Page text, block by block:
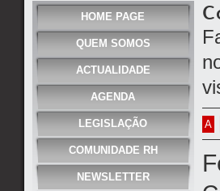
HOME PAGE
QUEM SOMOS
ACTUALIDADE
AGENDA
LEGISLAÇÃO
COMUNIDADE RH
NEWSLETTER
A